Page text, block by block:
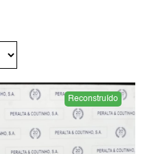
Reconstruído